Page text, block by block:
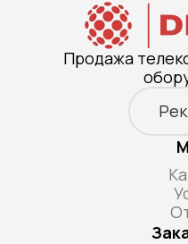
Продажа